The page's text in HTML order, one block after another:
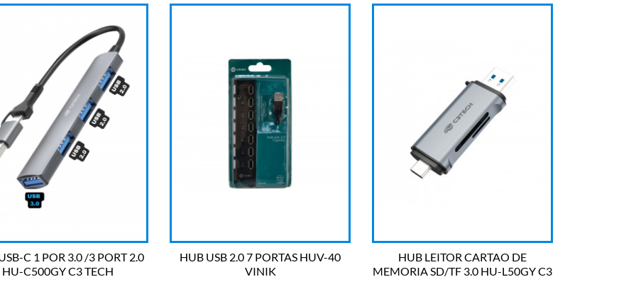
OLHADA RÁPIDA
C 1 POR 3.0 /3 PORT 2.0
HU-C500GY C3 TECH
OLHADA RÁPIDA
HUB USB 2.0 7 PORTAS HUV-40
VINIK
OLHADA RÁPIDA
HUB LEITOR CARTAO DE
MEMORIA SD/TF 3.0 HU-L50GY C3